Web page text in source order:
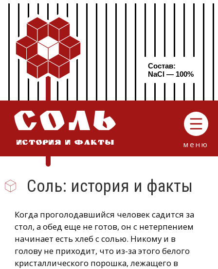
Состав:
NaCl — 100%
меню
СОЛЬ
ИСТОРИЯ И ФАКТЫ
Соль: история и факты
Когда проголодавшийся человек садится за
стол, а обед еще не готов, он с нетерпением
начинает есть хлеб с солью. Никому и в
голову не приходит, что из-за этого белого
кристаллического порошка, лежащего в